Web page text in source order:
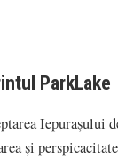
ParkLake
Iepurașului
și